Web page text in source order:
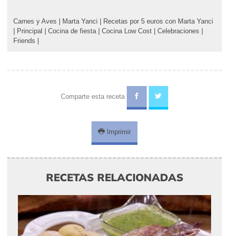
Carnes y Aves Marta Yanci
Recetas por 5 euros con Marta Yanci
Principal Cocina de fiesta Cocina Low Cost Celebraciones
Friends
Comparte esta receta
Imprimir
RECETAS RELACIONADAS